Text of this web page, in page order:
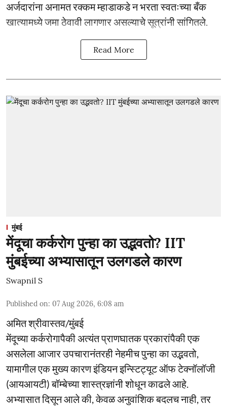
अर्जदारांना अनामत रक्कम म्हाडाकडे न भरता स्वतःच्या बँक
खात्यामध्ये जमा ठेवावी लागणार असल्याचे सूत्रांनी सांगितले.
Read More
मुंबई
मेंदूचा कर्करोग पुन्हा का उद्भवतो? IIT
मुंबईच्या अभ्यासातून उलगडले कारण
Swapnil S
Published on: 07 Aug 2026, 6:08 am
अमित श्रीवास्तव/मुंबई
मेंदूच्या कर्करोगापैकी अत्यंत प्राणघातक प्रकारांपैकी एक
असलेला आजार उपचारानंतरही नेहमीच पुन्हा का उद्भवतो,
यामागील एक मुख्य कारण इंडियन इन्स्टिट्यूट ऑफ टेक्नॉलॉजी
(आयआयटी) बॉम्बेच्या शास्त्रज्ञांनी शोधून काढले आहे.
अभ्यासात दिसून आले की, केवळ अनुवांशिक बदलच नाही, तर